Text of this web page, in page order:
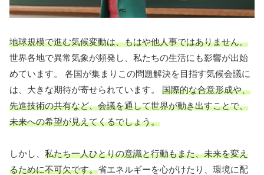
地球規模で進む気候変動は、もはや他人事ではありません。
世界各地で異常気象が頻発し、私たちの生活にも影響が出始
めています。 各国が集まりこの問題解決を目指す気候会議に
は、大きな期待が寄せられています。 国際的な合意形成や、
先進技術の共有など、会議を通して世界が動き出すことで、
未来への希望が見えてくるでしょう。
しかし、 私たち一人ひとりの意識と行動もまた、未来を変え
るために不可欠です。省エネルギーを心がけたり、環境に配